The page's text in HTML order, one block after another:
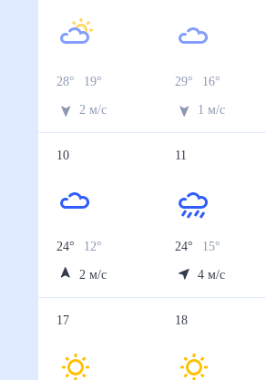
28° 19°
2 м/с
29° 16°
1 м/с
10
24° 12°
2 м/с
11
24° 15°
4 м/с
17 18